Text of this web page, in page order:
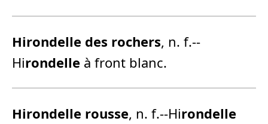
Hirondelle des rochers, n. f.--
Hirondelle à front blanc.
Hirondelle rousse, n. f.--Hirondelle